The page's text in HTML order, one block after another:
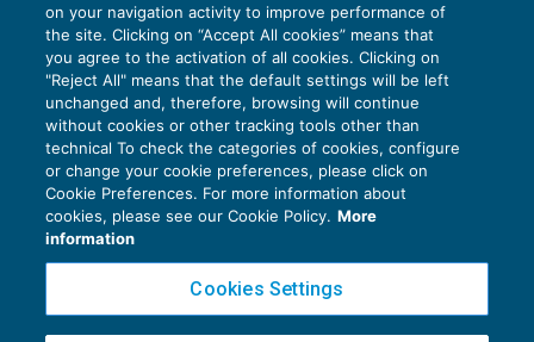
27 Luglio 2026
di Diego BarberieStefano Dovier
Privacy Policy
Cookie Policy
Copyright 2016 ©Gruppo Euroconference S.p.A.v2.32.3
on your navigation activity to improve performance of
the site. Clicking on “Accept All cookies” means that
you agree to the activation of all cookies. Clicking on
"Reject All" means that the default settings will be left
unchanged and, therefore, browsing will continue
without cookies or other tracking tools other than
technical To check the categories of cookies, configure
or change your cookie preferences, please click on
Cookie Preferences. For more information about
cookies, please see our Cookie Policy. More
information
Cookies Settings